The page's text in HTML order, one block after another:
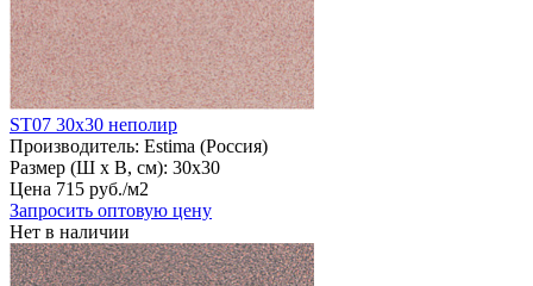
ST07 30х30 неполир
Производитель: Estima (Россия)
Размер (Ш х В, см): 30х30
Цена 715 руб./м2
Запросить оптовую цену
Нет в наличии